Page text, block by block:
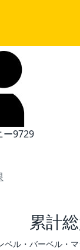
ー9729
累計
ベル・バーベル・